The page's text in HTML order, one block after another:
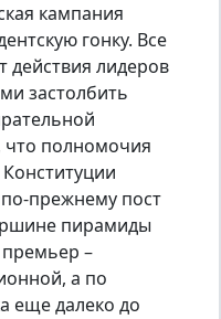
кампания
гонку. Все
действия лидеров
застолбить
что полномочия
прежнему пост
пирамиды
премьер –
а по
еще далеко до